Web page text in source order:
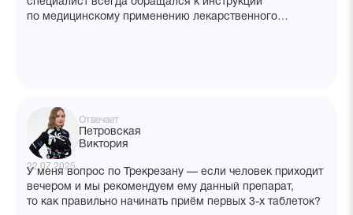
по медицинскому применению лекарственного
Отвечает
Петровская
Виктория
22.07.2025
У меня вопрос по Трекрезану — если человек приходит
вечером и мы рекомендуем ему данный препарат,
то как правильно начинать приём первых 3-х таблеток?